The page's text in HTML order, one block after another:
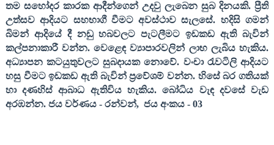
තම සහෝදර කාරක ආදීන්ගෙන් උදවු ලැබෙන සුබ දිනයකි. ප්‍රීති
උත්සව ආදියට සහභාගී වීමට අවස්ථාව සැලසේ. හදිසි ගමන්
බිමන් ආදියේ දී නඩු හබවලට පැටලීමට ඉඩකඩ ඇති බැවින්
කල්පනාකාරී වන්න. වෙළෙඳ ව්‍යාපාරවලින් ලාභ ලැබිය හැකිය.
අධ්‍යාපන කටයුතුවලට සුබදායක නොවේ. වංචා රැවටිලි ආදියට
හසු වීමට ඉඩකඩ ඇති බැවින් ප්‍රවේශම් වන්න. හිසේ බර ගතියක්
හා දණහිස් ආබාධ ඇතිවිය හැකිය. බෝධිය වැඳ දවසේ වැඩ
අරඹන්න.ජය වර්ණය-රන්වන්, ජය අංකය - 03